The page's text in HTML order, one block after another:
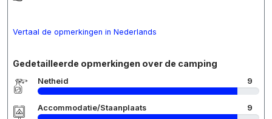
Vertaal de opmerkingen in Nederlands
Gedetailleerde opmerkingen over de camping
Netheid 9
Accommodatie/Staanplaats 9